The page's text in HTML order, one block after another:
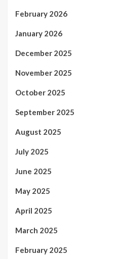
February 2026
January 2026
December 2025
November 2025
October 2025
September 2025
August 2025
July 2025
June 2025
May 2025
April 2025
March 2025
February 2025